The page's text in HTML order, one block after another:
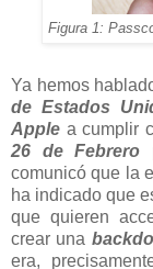
Figura 1:
Ya hemos
de Estados
Apple a cumplir
26 de Febrero
comunicó que la
ha indicado que
que quieren
crear una
era,